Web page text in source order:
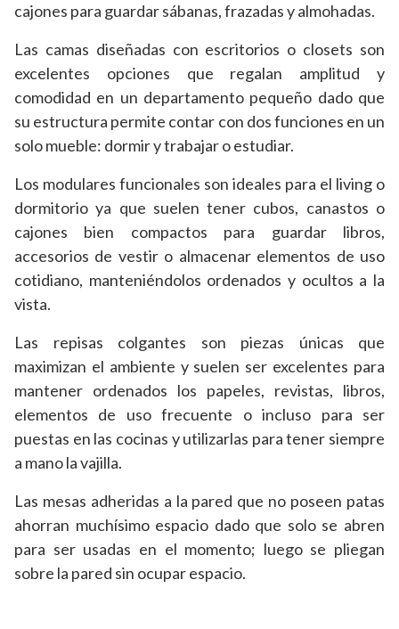
cajones para guardar sábanas, frazadas y almohadas.
Las camas diseñadas con escritorios o closets son
excelentes opciones que regalan amplitud y
comodidad en un departamento pequeño dado que
su estructura permite contar con dos funciones en un
solo mueble: dormir y trabajar o estudiar.
Los modulares funcionales son ideales para el living o
dormitorio ya que suelen tener cubos, canastos o
cajones bien compactos para guardar libros,
accesorios de vestir o almacenar elementos de uso
cotidiano, manteniéndolos ordenados y ocultos a la
vista.
Las repisas colgantes son piezas únicas que
maximizan el ambiente y suelen ser excelentes para
mantener ordenados los papeles, revistas, libros,
elementos de uso frecuente o incluso para ser
puestas en las cocinas y utilizarlas para tener siempre
a mano la vajilla.
Las mesas adheridas a la pared que no poseen patas
ahorran muchísimo espacio dado que solo se abren
para ser usadas en el momento; luego se pliegan
sobre la pared sin ocupar espacio.